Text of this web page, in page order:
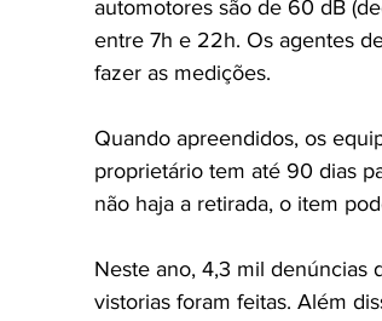
automotores são de 60 dB
entre 7h e 22h. Os agentes
fazer as medições.
Quando apreendidos, os
proprietário tem até 90 dias
não haja a retirada, o item
Neste ano, 4,3 mil denúncias
vistorias foram feitas. Além